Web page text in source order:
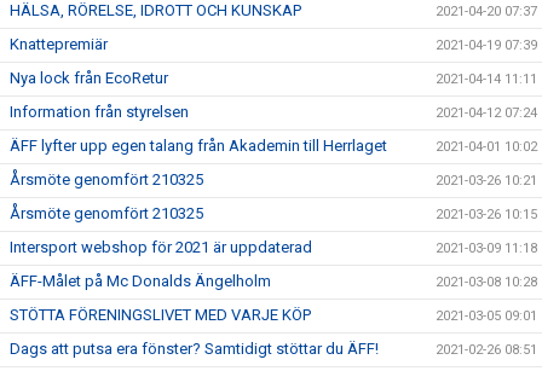
HÄLSA, RÖRELSE, IDROTT OCH KUNSKAP 2021-04-20 07:37
Knattepremiär 2021-04-19 07:39
Nya lock från EcoRetur 2021-04-14 11:11
Information från styrelsen 2021-04-12 07:24
ÄFF lyfter upp egen talang från Akademin till Herrlaget 2021-04-01 10:02
Årsmöte genomfört 210325 2021-03-26 10:21
Årsmöte genomfört 210325 2021-03-26 10:15
Intersport webshop för 2021 är uppdaterad 2021-03-09 11:18
ÄFF-Målet på Mc Donalds Ängelholm 2021-03-08 10:28
STÖTTA FÖRENINGSLIVET MED VARJE KÖP 2021-03-05 09:01
Dags att putsa era fönster? Samtidigt stöttar du ÄFF! 2021-02-26 08:51